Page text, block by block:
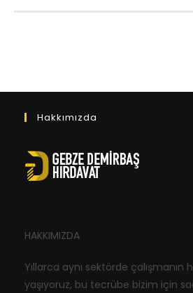
Hakkımızda
HAKKIMIZDA
Yıllarca aynı sektörde çalışmanın
yaşıyoruz, bu tecrübe bizim için